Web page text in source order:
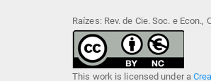
Raízes: Rev. de Cie. Soc. e
This work is licensed under a